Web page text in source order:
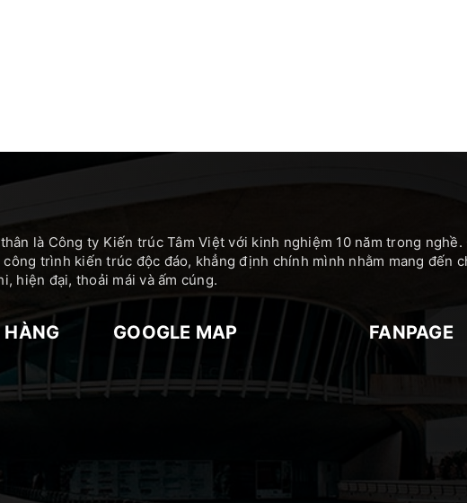
là Công ty Kiến trúc Tâm Việt với kinh nghiệm 10 năm trong nghề.
trình kiến trúc độc đáo, khẳng định chính mình nhằm mang đến
hiện đại, thoải mái và ấm cúng.
HÀNG GOOGLE MAP FANPAGE